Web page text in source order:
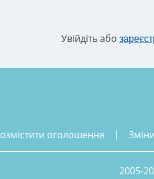
Увійдіть або
розмістити оголошення
2005-